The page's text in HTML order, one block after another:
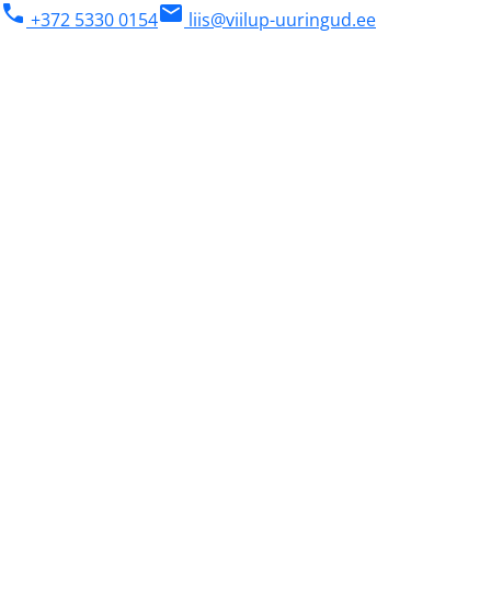
phone +372 5330 0154mail liis@viilup-uuringud.ee